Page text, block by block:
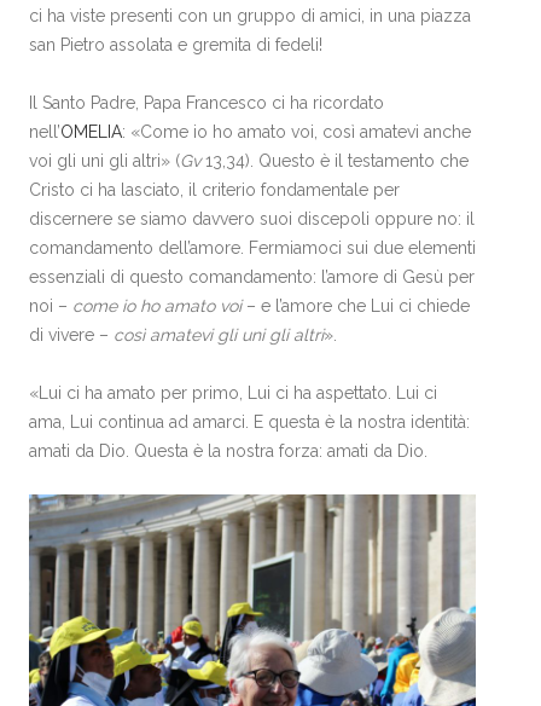
ci ha viste presenti con un gruppo di amici, in una piazza
san Pietro assolata e gremita di fedeli!
Il Santo Padre, Papa Francesco ci ha ricordato
nell’OMELIA: «Come io ho amato voi, così amatevi anche
voi gli uni gli altri» (Gv13,34). Questo è il testamento che
Cristo ci ha lasciato, il criterio fondamentale per
discernere se siamo davvero suoi discepoli oppure no: il
comandamento dell’amore. Fermiamoci sui due elementi
essenziali di questo comandamento: l’amore di Gesù per
noi – come io ho amato voi– e l’amore che Lui ci chiede
di vivere – così amatevi gli uni gli altri».
«Lui ci ha amato per primo, Lui ci ha aspettato. Lui ci
ama, Lui continua ad amarci. E questa è la nostra identità:
amati da Dio. Questa è la nostra forza: amati da Dio.